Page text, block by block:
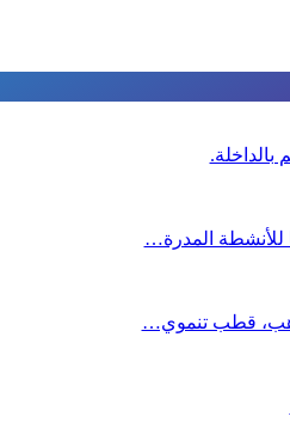
بالداخلة.
للأنشطة المدرة…
قطب تنموي…